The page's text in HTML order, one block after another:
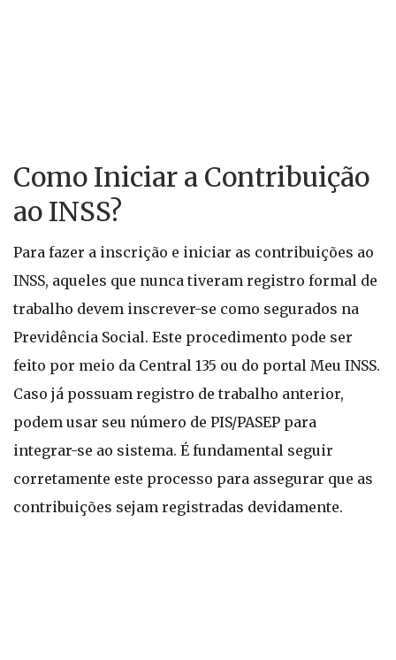
Como Iniciar a Contribuição
ao INSS?
Para fazer a inscrição e iniciar as contribuições ao
INSS, aqueles que nunca tiveram registro formal de
trabalho devem inscrever-se como segurados na
Previdência Social. Este procedimento pode ser
feito por meio da Central 135 ou do portal Meu INSS.
Caso já possuam registro de trabalho anterior,
podem usar seu número de PIS/PASEP para
integrar-se ao sistema. É fundamental seguir
corretamente este processo para assegurar que as
contribuições sejam registradas devidamente.